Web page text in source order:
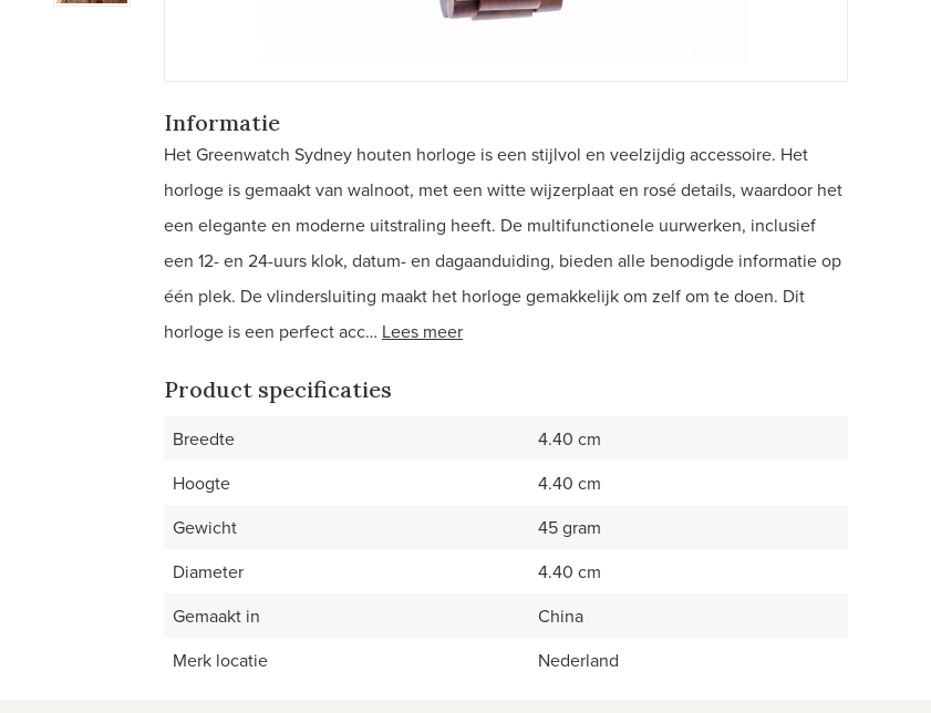
Informatie
Het Greenwatch Sydney houten horloge is een stijlvol en veelzijdig accessoire. Het
horloge is gemaakt van walnoot, met een witte wijzerplaat en rosé details, waardoor het
een elegante en moderne uitstraling heeft. De multifunctionele uurwerken, inclusief
een 12- en 24-uurs klok, datum- en dagaanduiding, bieden alle benodigde informatie op
één plek. De vlindersluiting maakt het horloge gemakkelijk om zelf om te doen. Dit
horloge is een perfect acc… Lees meer
Product specificaties
Breedte
4.40 cm
Hoogte
4.40 cm
Gewicht
45 gram
Diameter
4.40 cm
Gemaakt in
China
Merk locatie
Nederland